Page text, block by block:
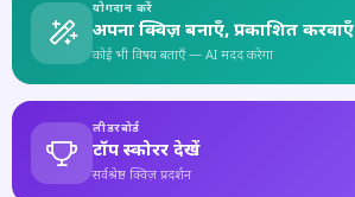
योगदान करें
अपना क्विज़ बनाएँ, प्रकाशित करवाएँ
कोई भी विषय बताएँ — AI मदद करेगा
लीडरबोर्ड
टॉप स्कोरर देखें
सर्वश्रेष्ठ क्विज़ प्रदर्शन